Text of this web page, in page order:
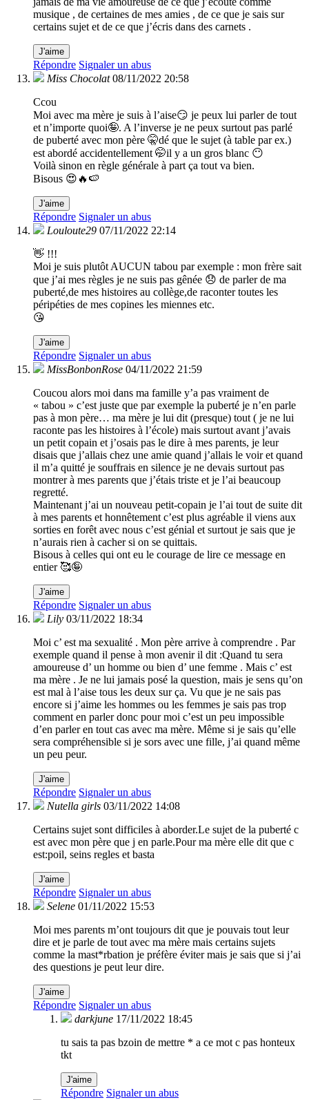
musique , de certaines de mes amies , de ce que je sais sur
certains sujet et de ce que j’écris dans des carnets .
J'aime
Répondre Signaler un abus
Miss Chocolat 08/11/2022 20:58
Ccou
Moi avec ma mère je suis à l’aise😏 je peux lui parler de tout
et n’importe quoi🤪. A l’inverse je ne peux surtout pas parlé
de puberté avec mon père 🤫dé que le sujet (à table par ex.)
est abordé accidentellement 🤭il y a un gros blanc 😶
Voilà sinon en règle générale à part ça tout va bien.
Bisous 😍🔥🍉
J'aime
Répondre Signaler un abus
Louloute29 07/11/2022 22:14
👋 !!!
Moi je suis plutôt AUCUN tabou par exemple : mon frère sait
que j’ai mes règles je ne suis pas gênée 😞 de parler de ma
puberté,de mes histoires au collège,de raconter toutes les
péripéties de mes copines les miennes etc.
😘
J'aime
Répondre Signaler un abus
MissBonbonRose 04/11/2022 21:59
Coucou alors moi dans ma famille y’a pas vraiment de
« tabou » c’est juste que par exemple la puberté je n’en parle
pas à mon père… ma mère je lui dit (presque) tout ( je ne lui
raconte pas les histoires à l’école) mais surtout avant j’avais
un petit copain et j’osais pas le dire à mes parents, je leur
disais que j’allais chez une amie quand j’allais le voir et quand
il m’a quitté je souffrais en silence je ne devais surtout pas
montrer à mes parents que j’étais triste et je l’ai beaucoup
regretté.
Maintenant j’ai un nouveau petit-copain je l’ai tout de suite dit
à mes parents et honnêtement c’est plus agréable il viens aux
sorties en forêt avec nous c’est génial et surtout je sais que je
n’aurais rien à cacher si on se quittais.
Bisous à celles qui ont eu le courage de lire ce message en
entier 🥰🤪
J'aime
Répondre Signaler un abus
Lily 03/11/2022 18:34
Moi c’ est ma sexualité . Mon père arrive à comprendre . Par
exemple quand il pense à mon avenir il dit :Quand tu sera
amoureuse d’ un homme ou bien d’ une femme . Mais c’ est
ma mère . Je ne lui jamais posé la question, mais je sens qu’on
est mal à l’aise tous les deux sur ça. Vu que je ne sais pas
encore si j’aime les hommes ou les femmes je sais pas trop
comment en parler donc pour moi c’est un peu impossible
d’en parler en tout cas avec ma mère. Même si je sais qu’elle
sera compréhensible si je sors avec une fille, j’ai quand même
un peu peur.
J'aime
Répondre Signaler un abus
Nutella girls 03/11/2022 14:08
Certains sujet sont difficiles à aborder.Le sujet de la puberté c
est avec mon père que j en parle.Pour ma mère elle dit que c
est:poil, seins regles et basta
J'aime
Répondre Signaler un abus
Selene 01/11/2022 15:53
Moi mes parents m’ont toujours dit que je pouvais tout leur
dire et je parle de tout avec ma mère mais certains sujets
comme la mast*rbation je préfère éviter mais je sais que si j’ai
des questions je peut leur dire.
J'aime
Répondre Signaler un abus
darkjune 17/11/2022 18:45
tu sais ta pas bzoin de mettre * a ce mot c pas honteux
tkt
J'aime
Répondre Signaler un abus